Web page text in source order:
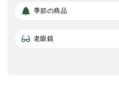
季節の商品
老眼鏡